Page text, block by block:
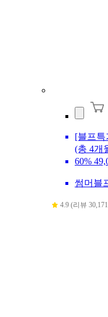
[블프특
(총 4개
60%
썸머블
4.9 (리뷰